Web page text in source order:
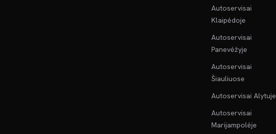
Autoservisai
Klaipėdoje
Autoservisai
Panevėžyje
Autoservisai
Šiauliuose
Autoservisai Alytuje
Autoservisai
Marijampolėje